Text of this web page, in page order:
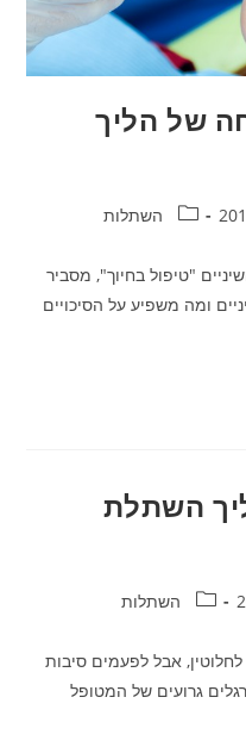
של הליך
קטגוריה:השתלות
"טיפול בחיוך", מסביר
משפיע על הסיכויים
השתלת
קטגוריה:השתלות
אבל לפעמים סיבות
גרועים של המטופל